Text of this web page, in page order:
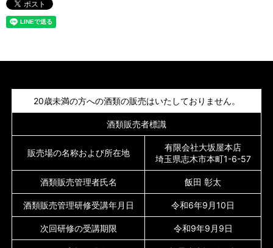
20歳未満の方への酒類の販売はいたしておりません。
酒類販売者標識
販売場の名称および所在地
有限会社大坂屋本店
埼玉県志木市本町1-6-57
酒類販売管理者氏名 飯田 彰太
酒類販売管理研修受講年月日 令和6年9月10日
次回研修の受講期限 令和9年9月9日